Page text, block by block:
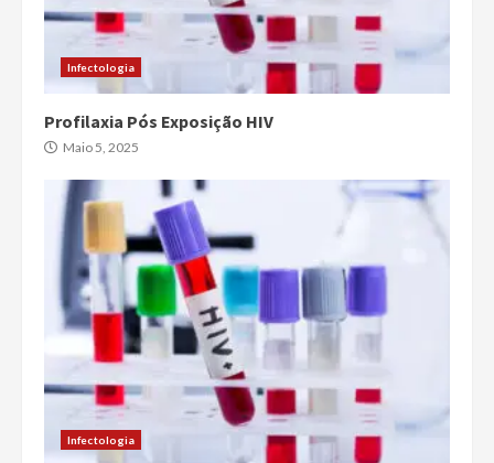
Infectologia
Profilaxia Pós Exposição HIV
Maio 5, 2025
Infectologia